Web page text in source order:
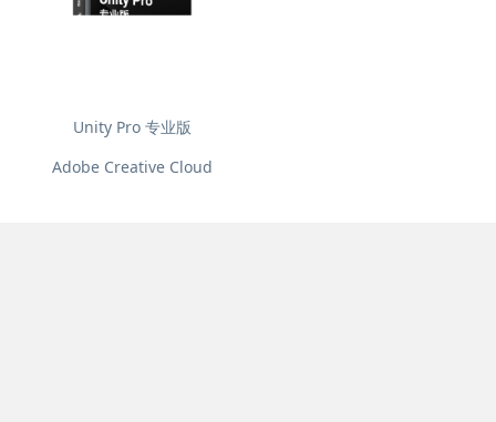
Unity Pro 专业版
Adobe Creative Cloud